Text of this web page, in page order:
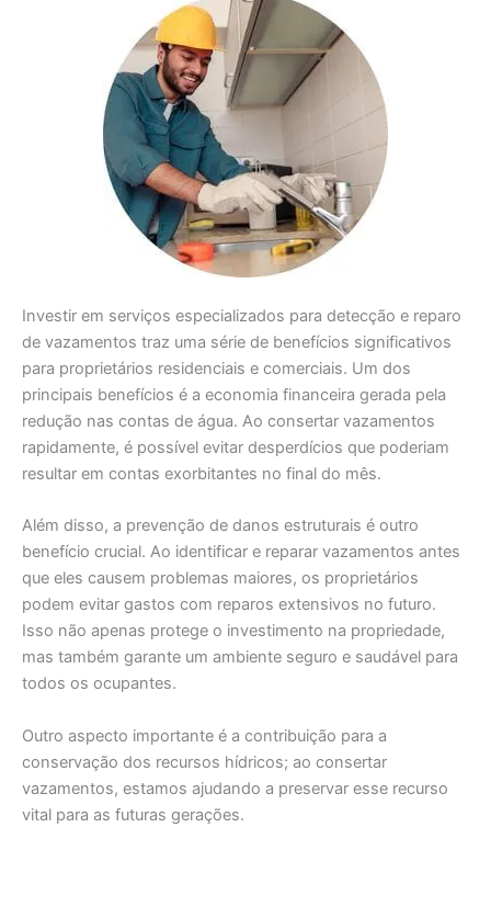
Investir em serviços especializados para detecção e reparo
de vazamentos traz uma série de benefícios significativos
para proprietários residenciais e comerciais. Um dos
principais benefícios é a economia financeira gerada pela
redução nas contas de água. Ao consertar vazamentos
rapidamente, é possível evitar desperdícios que poderiam
resultar em contas exorbitantes no final do mês.
Além disso, a prevenção de danos estruturais é outro
benefício crucial. Ao identificar e reparar vazamentos antes
que eles causem problemas maiores, os proprietários
podem evitar gastos com reparos extensivos no futuro.
Isso não apenas protege o investimento na propriedade,
mas também garante um ambiente seguro e saudável para
todos os ocupantes.
Outro aspecto importante é a contribuição para a
conservação dos recursos hídricos; ao consertar
vazamentos, estamos ajudando a preservar esse recurso
vital para as futuras gerações.